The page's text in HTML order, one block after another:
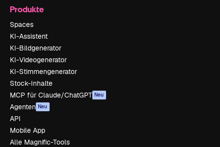
Produkte
Spaces
KI-Assistent
KI-Bildgenerator
KI-Videogenerator
KI-Stimmengenerator
Stock-Inhalte
MCP für Claude/ChatGPT Neu
Agenten Neu
API
Mobile App
Alle Magnific-Tools